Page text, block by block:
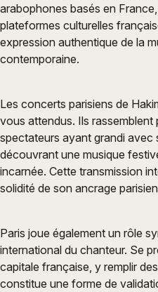
arabophones basés en
plateformes culturelles
expression authentique de la
contemporaine.
Les concerts parisiens de
vous attendus. Ils rassemblent
spectateurs ayant grandi avec
découvrant une musique
incarnée. Cette transmission
solidité de son ancrage
Paris joue également un rôle
international du chanteur. Se
capitale française, y remplir
constitue une forme de